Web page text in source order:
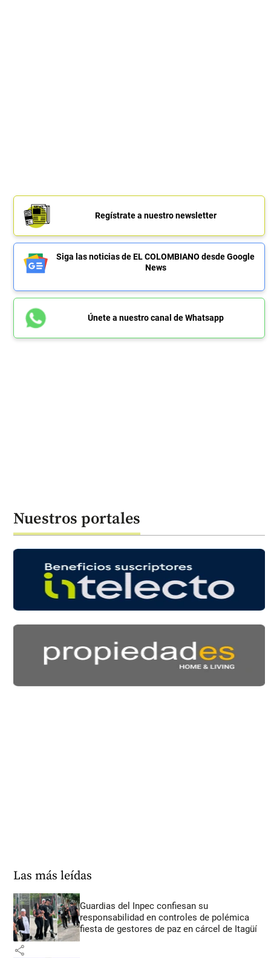
Regístrate a nuestro newsletter
Siga las noticias de EL COLOMBIANO desde Google
News
Únete a nuestro canal de Whatsapp
Nuestros portales
Las más leídas
Guardias del Inpec confiesan su
responsabilidad en controles de polémica
fiesta de gestores de paz en cárcel de Itagüí
share